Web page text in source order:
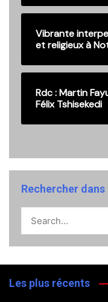
Vibrante
et religieux à
Rdc : Martin
Félix Tshisekedi
Rechercher
Les plus récents